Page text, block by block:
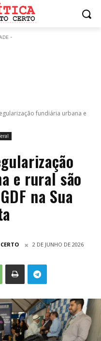
-
fundiária urbana e
e rural são
na Sua
2 DE JUNHO DE 2026